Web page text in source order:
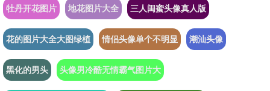
牡丹开花图片 地花图片大全 三人闺蜜头像真人版
花的图片大全大图绿植 情侣头像单个不明显 潮汕头像
黑化的男头 头像男冷酷无情霸气图片大